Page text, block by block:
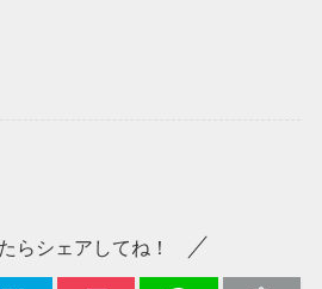
らシェアしてね！